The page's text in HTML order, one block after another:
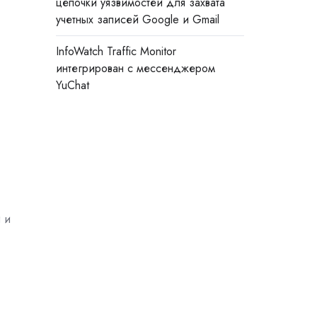
и
учетных записей Google и Gmail
InfoWatch Traffic Monitor
интегрирован с мессенджером
YuChat